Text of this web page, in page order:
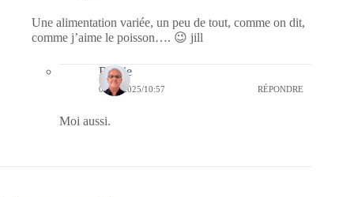
Une alimentation variée, un peu de tout, comme on dit,
comme j’aime le poisson…. 😉 jill
Bernie
09/02/2025/10:57 RÉPONDRE
Moi aussi.